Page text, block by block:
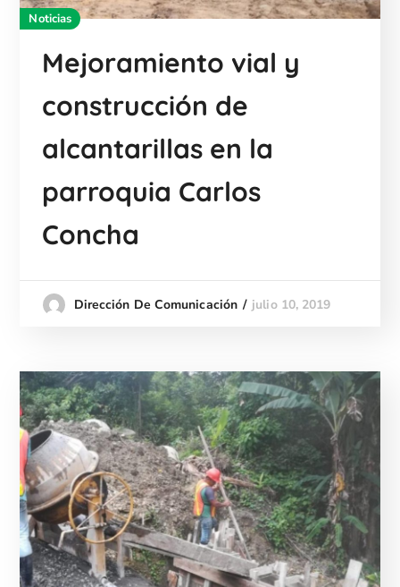
Noticias
Mejoramiento vial y
construcción de
alcantarillas en la
parroquia Carlos
Concha
Dirección De Comunicación julio 10, 2019